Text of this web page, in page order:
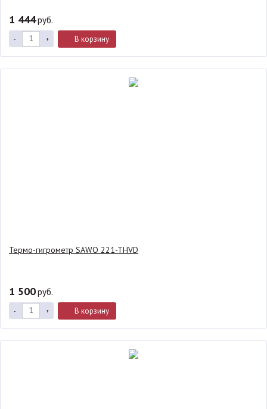
1 444руб.
- + В корзину
Термо-гигрометр SAWO 221-THVD
1 500руб.
- + В корзину